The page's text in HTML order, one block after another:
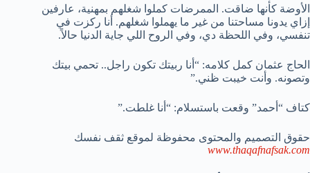
الأوضة كأنها ضاقت. الممرضات كملوا شغلهم بمهنية، عارفين
إزاي يدونا مساحتنا من غير ما يهملوا شغلهم. أنا ركزت في
تنفسي، وفي اللحظة دي، وفي الروح اللي جاية الدنيا حالاً.
الحاج عثمان كمل كلامه: “أنا ربيتك تكون راجل.. تحمي بيتك
وتصونه. وأنت خيبت ظني.”
كتاف “أحمد” وقعت باستسلام: “أنا غلطت.”
حقوق التصميم والمحتوى محفوظة لموقع ثقف نفسك
www.thaqafnafsak.com